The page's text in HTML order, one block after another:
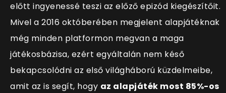
előtt ingyenessé teszi az előző epizód kiegészítőit.
Mivel a 2016 októberében megjelent alapjátéknak
még minden platformon megvan a maga
játékosbázisa, ezért egyáltalán nem késő
bekapcsolódni az első világháború küzdelmeibe,
amit az is segít, hogy az alapjáték most 85%-os